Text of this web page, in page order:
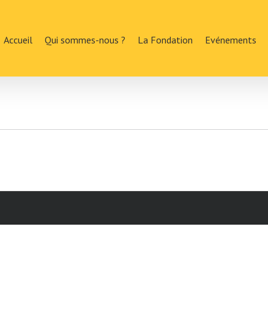
Accueil Qui sommes-nous ? La Fondation Evénements